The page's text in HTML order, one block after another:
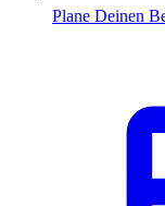
Plane Deinen